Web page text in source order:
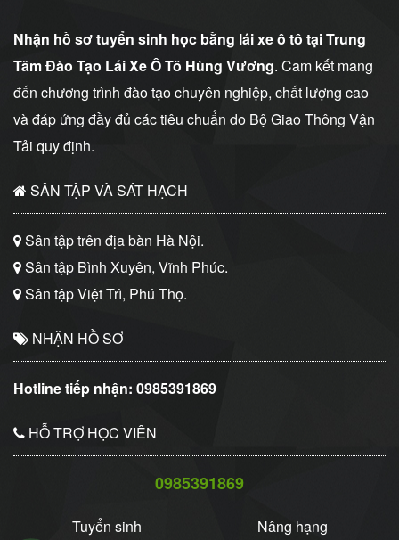
Nhận hồ sơ tuyển sinh học bằng lái xe ô tô tại Trung
Tâm Đào Tạo Lái Xe Ô Tô Hùng Vương. Cam kết mang
đến chương trình đào tạo chuyên nghiệp, chất lượng cao
và đáp ứng đầy đủ các tiêu chuẩn do Bộ Giao Thông Vận
Tải quy định.
SÂN TẬP VÀ SÁT HẠCH
Sân tập trên địa bàn Hà Nội.
Sân tập Bình Xuyên, Vĩnh Phúc.
Sân tập Việt Trì, Phú Thọ.
NHẬN HỒ SƠ
Hotline tiếp nhận: 0985391869
HỖ TRỢ HỌC VIÊN
0985391869
Tuyển sinh Nâng hạng